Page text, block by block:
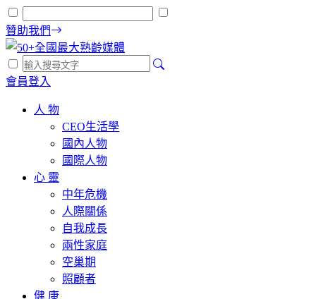
贊助我們
會員登入
人 物
CEO生活學
國內人物
國際人物
心 靈
中年危機
人際關係
自我成長
兩性家庭
空巢期
照顧者
健 康